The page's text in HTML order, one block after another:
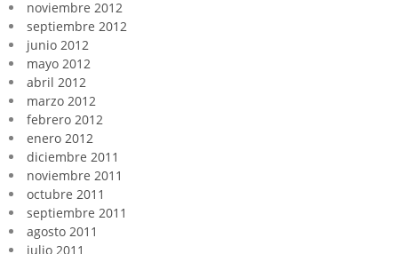
noviembre 2012
septiembre 2012
junio 2012
mayo 2012
abril 2012
marzo 2012
febrero 2012
enero 2012
diciembre 2011
noviembre 2011
octubre 2011
septiembre 2011
agosto 2011
julio 2011